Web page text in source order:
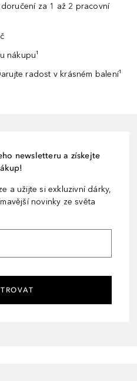
za 1 až 2 pracovní
nákupu¹
radost v krásném balení¹
newsletteru a získejte
a užijte si exkluzivní dárky,
novinky ze světa